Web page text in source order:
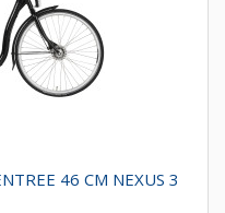
46 CM NEXUS 3